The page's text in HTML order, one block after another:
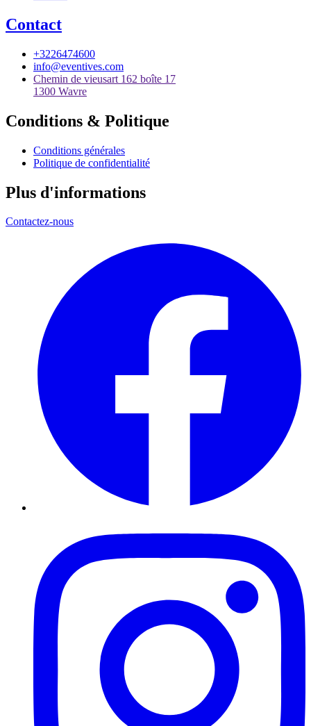
Contact
+3226474600
info@eventives.com
Chemin de vieusart 162 boîte 17
1300 Wavre
Conditions & Politique
Conditions générales
Politique de confidentialité
Plus d'informations
Contactez-nous